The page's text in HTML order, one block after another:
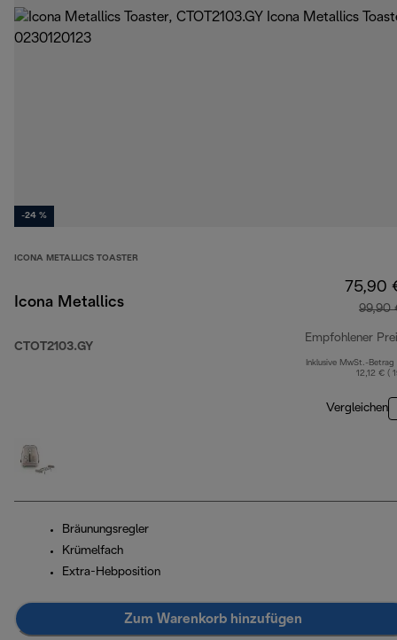
-24 %
ICONA METALLICS TOASTER
Icona Metallics
CTOT2103.GY
75,90
99,90
Empfohlener
Inklusive MwSt.-Betrag
12,12 € (
Vergleichen
Bräunungsregler
Krümelfach
Extra-Hebposition
Zum Warenkorb hinzufügen